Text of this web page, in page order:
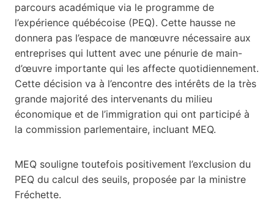
parcours académique via le programme de
l’expérience québécoise (PEQ). Cette hausse ne
donnera pas l’espace de manœuvre nécessaire aux
entreprises qui luttent avec une pénurie de main-
d’œuvre importante qui les affecte quotidiennement.
Cette décision va à l’encontre des intérêts de la très
grande majorité des intervenants du milieu
économique et de l’immigration qui ont participé à
la commission parlementaire, incluant MEQ.
MEQ souligne toutefois positivement l’exclusion du
PEQ du calcul des seuils, proposée par la ministre
Fréchette.